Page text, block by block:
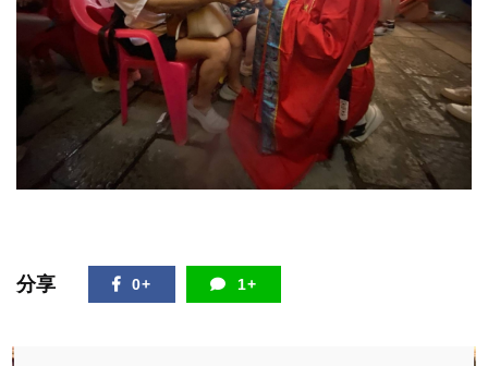
分享 0+ 1+